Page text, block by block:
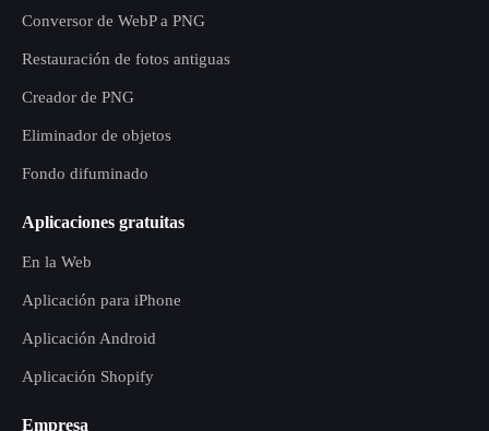
Conversor de WebP a PNG
Restauración de fotos antiguas
Creador de PNG
Eliminador de objetos
Fondo difuminado
Aplicaciones gratuitas
En la Web
Aplicación para iPhone
Aplicación Android
Aplicación Shopify
Empresa